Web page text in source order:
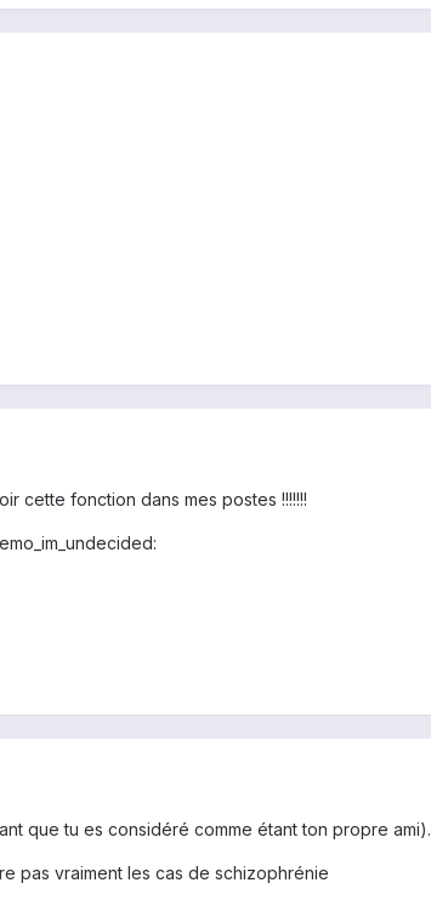
cette fonction dans mes postes !!!!!!!
que tu es considéré comme étant ton propre ami).
pas vraiment les cas de schizophrénie